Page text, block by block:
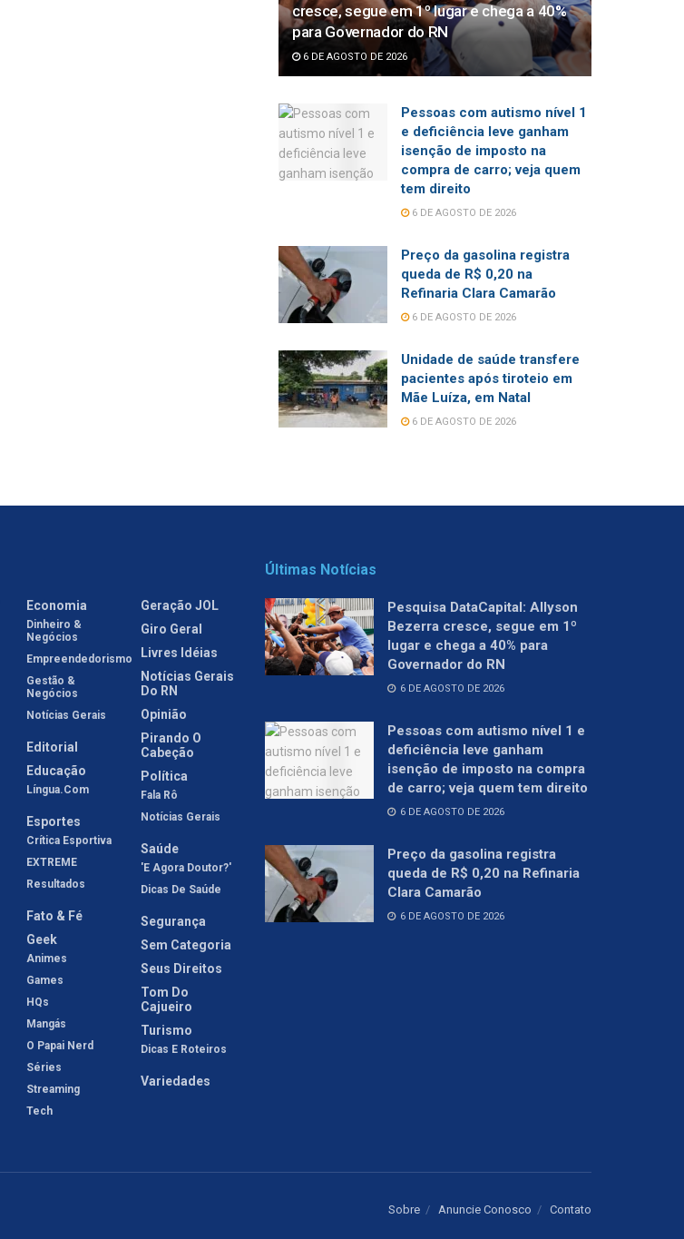
cresce, segue em 1º lugar e chega a 40%
para Governador do RN
6 DE AGOSTO DE 2026
Pessoas com autismo nível 1
e deficiência leve ganham
isenção de imposto na
compra de carro; veja quem
tem direito
6 DE AGOSTO DE 2026
Preço da gasolina registra
queda de R$ 0,20 na
Refinaria Clara Camarão
6 DE AGOSTO DE 2026
Unidade de saúde transfere
pacientes após tiroteio em
Mãe Luíza, em Natal
6 DE AGOSTO DE 2026
Economia
Dinheiro &
Negócios
Empreendedorismo
Gestão &
Negócios
Notícias Gerais
Editorial
Educação
Língua.com
Esportes
Crítica Esportiva
EXTREME
Resultados
Fato & Fé
Geek
Animes
Games
HQs
Mangás
O Papai Nerd
Séries
Streaming
Tech
Geração JOL
Giro Geral
Livres Idéias
Notícias Gerais
Do RN
Opinião
Pirando O
Cabeção
Política
Fala Rô
Notícias Gerais
Saúde
'E Agora Doutor?'
Dicas De Saúde
Segurança
Sem Categoria
Seus Direitos
Tom Do
Cajueiro
Turismo
Dicas E Roteiros
Variedades
Últimas Notícias
Pesquisa DataCapital: Allyson
Bezerra cresce, segue em 1º
lugar e chega a 40% para
Governador do RN
6 DE AGOSTO DE 2026
Pessoas com autismo nível 1 e
deficiência leve ganham
isenção de imposto na compra
de carro; veja quem tem direito
6 DE AGOSTO DE 2026
Preço da gasolina registra
queda de R$ 0,20 na Refinaria
Clara Camarão
6 DE AGOSTO DE 2026
Sobre Anuncie Conosco Contato